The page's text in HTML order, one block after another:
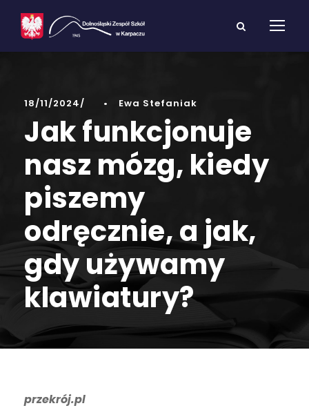
18/11/2024 • Ewa Stefaniak
Jak funkcjonuje
nasz mózg, kiedy
piszemy
odręcznie, a jak,
gdy używamy
klawiatury?
przekrój.pl